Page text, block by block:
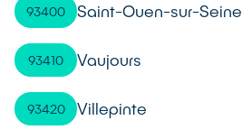
93400 Saint-Ouen-sur-Seine
93410 Vaujours
93420 Villepinte